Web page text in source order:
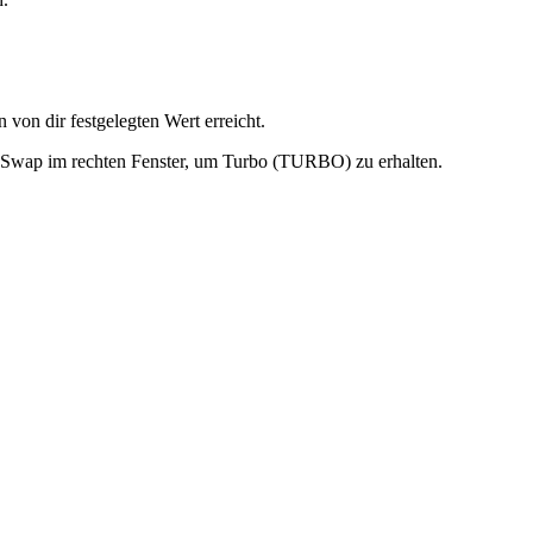
dir festgelegten Wert erreicht.
im rechten Fenster, um Turbo (TURBO) zu erhalten.